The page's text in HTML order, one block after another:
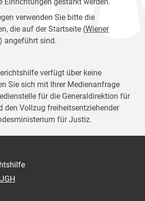
Einrichtungen gestärkt werden.
verwenden Sie bitte die
die auf der Startseite (Wiener
) angeführt sind.
verfügt über keine
Sie sich mit Ihrer Medienanfrage
für die Generaldirektion für
den Vollzug freiheitsentziehender
für Justiz.